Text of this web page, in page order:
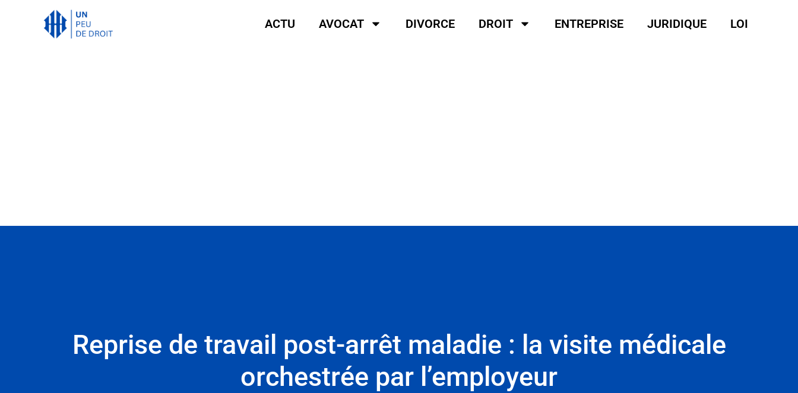
ACTU AVOCAT DIVORCE DROIT ENTREPRISE JURIDIQUE LOI
Reprise de travail post-arrêt maladie : la visite médicale
orchestrée par l’employeur